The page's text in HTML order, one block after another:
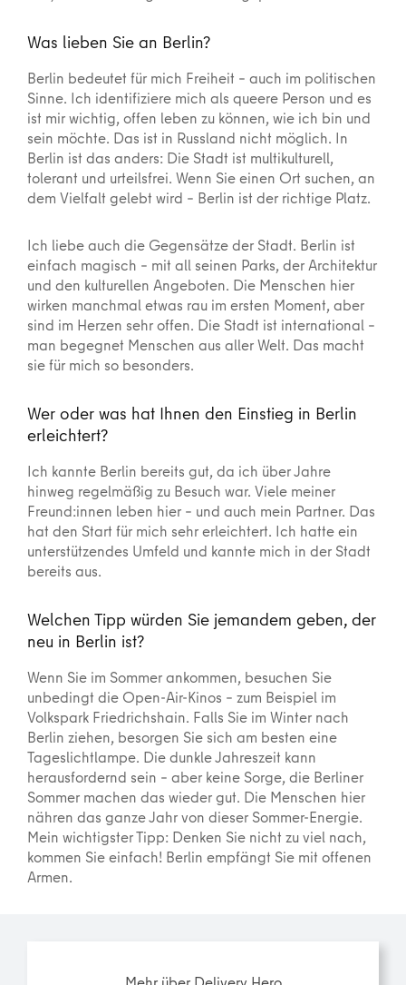
Was lieben Sie an Berlin?
Berlin bedeutet für mich Freiheit – auch im politischen
Sinne. Ich identifiziere mich als queere Person und es
ist mir wichtig, offen leben zu können, wie ich bin und
sein möchte. Das ist in Russland nicht möglich. In
Berlin ist das anders: Die Stadt ist multikulturell,
tolerant und urteilsfrei. Wenn Sie einen Ort suchen, an
dem Vielfalt gelebt wird – Berlin ist der richtige Platz.
Ich liebe auch die Gegensätze der Stadt. Berlin ist
einfach magisch – mit all seinen Parks, der Architektur
und den kulturellen Angeboten. Die Menschen hier
wirken manchmal etwas rau im ersten Moment, aber
sind im Herzen sehr offen. Die Stadt ist international –
man begegnet Menschen aus aller Welt. Das macht
sie für mich so besonders.
Wer oder was hat Ihnen den Einstieg in Berlin
erleichtert?
Ich kannte Berlin bereits gut, da ich über Jahre
hinweg regelmäßig zu Besuch war. Viele meiner
Freund:innen leben hier – und auch mein Partner. Das
hat den Start für mich sehr erleichtert. Ich hatte ein
unterstützendes Umfeld und kannte mich in der Stadt
bereits aus.
Welchen Tipp würden Sie jemandem geben, der
neu in Berlin ist?
Wenn Sie im Sommer ankommen, besuchen Sie
unbedingt die Open-Air-Kinos – zum Beispiel im
Volkspark Friedrichshain. Falls Sie im Winter nach
Berlin ziehen, besorgen Sie sich am besten eine
Tageslichtlampe. Die dunkle Jahreszeit kann
herausfordernd sein – aber keine Sorge, die Berliner
Sommer machen das wieder gut. Die Menschen hier
nähren das ganze Jahr von dieser Sommer-Energie.
Mein wichtigster Tipp: Denken Sie nicht zu viel nach,
kommen Sie einfach! Berlin empfängt Sie mit offenen
Armen.